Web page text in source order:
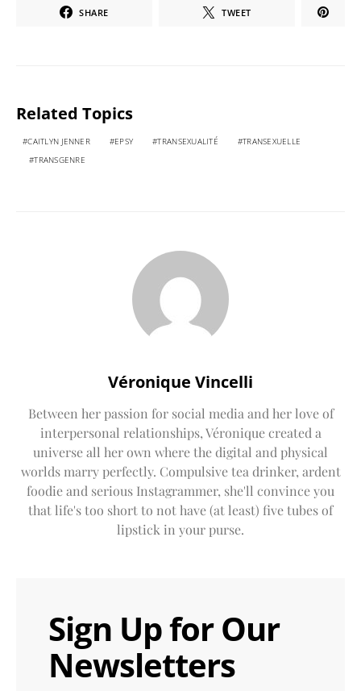
SHARE TWEET
Related Topics
CAITLYN JENNER EPSY TRANSEXUALITÉ
TRANSEXUELLE
TRANSGENRE
Véronique Vincelli
Between her passion for social media and her love of
interpersonal relationships, Véronique created a
universe all her own where the digital and physical
worlds marry perfectly. Compulsive tea drinker, ardent
foodie and serious Instagrammer, she'll convince you
that life's too short to not have (at least) five tubes of
lipstick in your purse.
Sign Up for Our
Newsletters